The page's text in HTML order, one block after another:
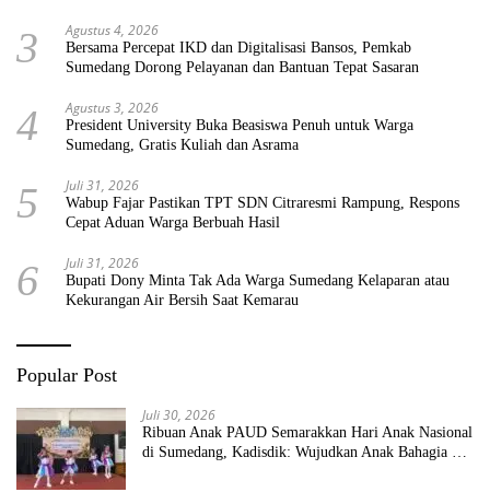
3 Agustus 4, 2026
Bersama Percepat IKD dan Digitalisasi Bansos, Pemkab
Sumedang Dorong Pelayanan dan Bantuan Tepat Sasaran
4 Agustus 3, 2026
President University Buka Beasiswa Penuh untuk Warga
Sumedang, Gratis Kuliah dan Asrama
5 Juli 31, 2026
Wabup Fajar Pastikan TPT SDN Citraresmi Rampung, Respons
Cepat Aduan Warga Berbuah Hasil
6 Juli 31, 2026
Bupati Dony Minta Tak Ada Warga Sumedang Kelaparan atau
Kekurangan Air Bersih Saat Kemarau
Popular Post
Juli 30, 2026
Ribuan Anak PAUD Semarakkan Hari Anak Nasional
di Sumedang, Kadisdik: Wujudkan Anak Bahagia dan